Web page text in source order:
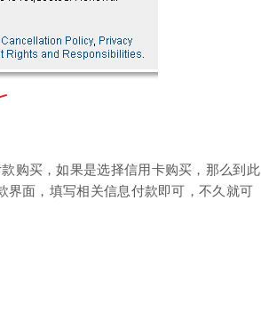
购买，如果是选择信用卡购买，那么到此
面，填写相关信息付款即可，不久就可